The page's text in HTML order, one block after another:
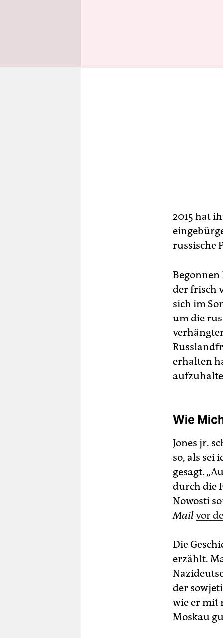
2015 hat
russische
Begonnen
der frisch
sich im
um die
erhalten
Wie
Jones jr.
so, als sei
gesagt.
durch die
Nowosti
Mailvor
Die
erzählt.
der
wie er mit
Moskau